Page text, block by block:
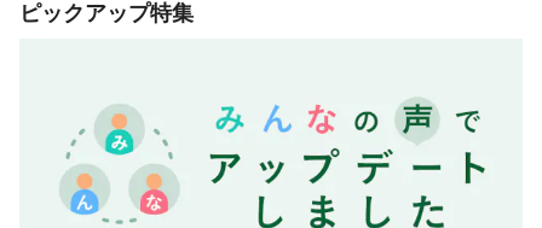
ピックアップ特集